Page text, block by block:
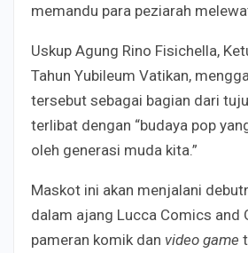
memandu para peziarah
Uskup Agung Rino Fisichella,
Tahun Yubileum Vatikan,
tersebut sebagai bagian dari
terlibat dengan “budaya pop
oleh generasi muda kita.”
Maskot ini akan menjalani
dalam ajang Lucca Comics and
pameran komik dan video game